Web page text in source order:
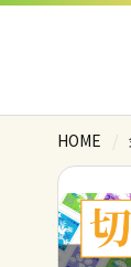
HOME /